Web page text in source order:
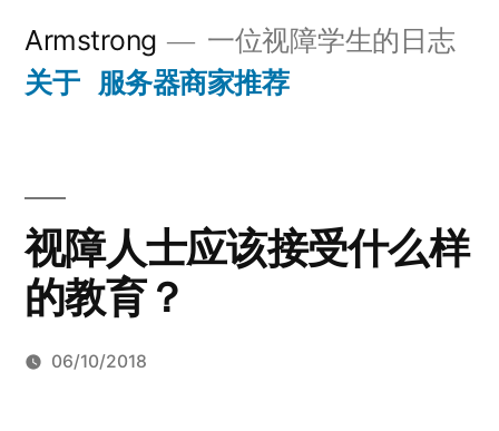
Armstrong 一位视障学生的日志
关于 服务器商家推荐
视障人士应该接受什么样
的教育？
06/10/2018